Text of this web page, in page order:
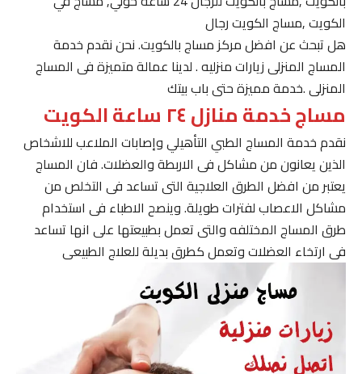
الكويت ,مساج الكويت رجال
هل تبحث عن افضل مركز مساج بالكويت. نحن نقدم خدمة
المساج المنزلى زيارات منزليه . لدينا عمالة متميزة فى المساج
المنزلى .خدمة مميزة حتى باب بيتك
مساج خدمة منازل ٢٤ ساعة الكويت
نقدم خدمة المساج الطبي التأهيلي وإصابات الملاعب للاشخاص
الذين يعانون من مشاكل فى الاربطة والعضلات. فان المساج
يعتبر من افضل الطرق العلاجية التى تساعد فى التخلص من
مشاكل الاعصاب لفترات طويلة. وينصح الاطباء فى استخدام
طرق المساج المختلفه والتى تعمل بطبيعتها على انها تساعد
فى ارتخاء العضلات وتعمل كطرق بديلة للعلاج الطبيعى